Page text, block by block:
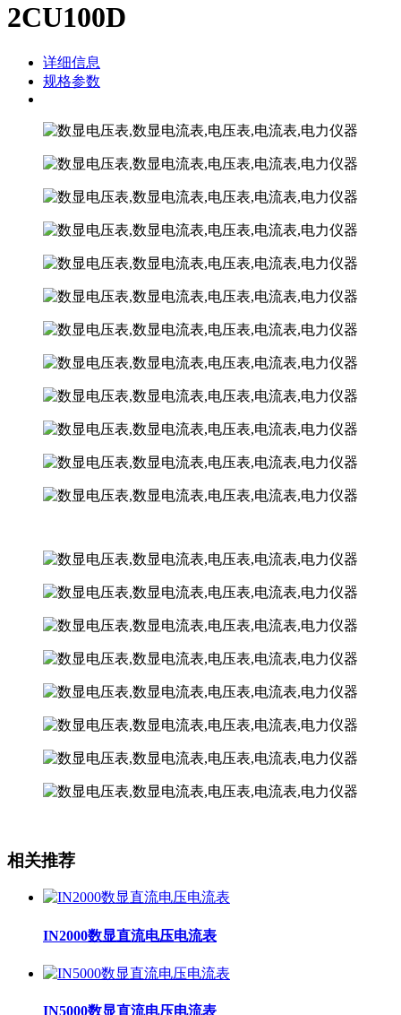
2CU100D
详细信息
规格参数
相关推荐
IN2000数显直流电压电流表
IN5000数显直流电压电流表